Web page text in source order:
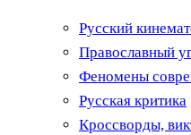
Русский
Православный
Феномены
Русская критика
Кроссворды,